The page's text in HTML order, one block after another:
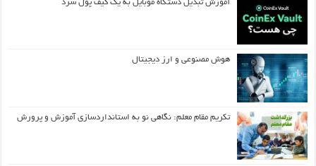
آموزش تبدیل دستگاه موبایل به یک کیف‌ پول سرد
هوش مصنوعی و ارز دیجیتال
تکریم مقام معلم: نگاهی نو به استانداردسازی آموزش و پرورش